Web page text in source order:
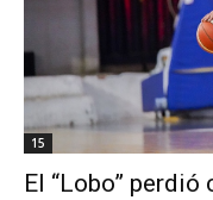
15
El “Lobo” perdió